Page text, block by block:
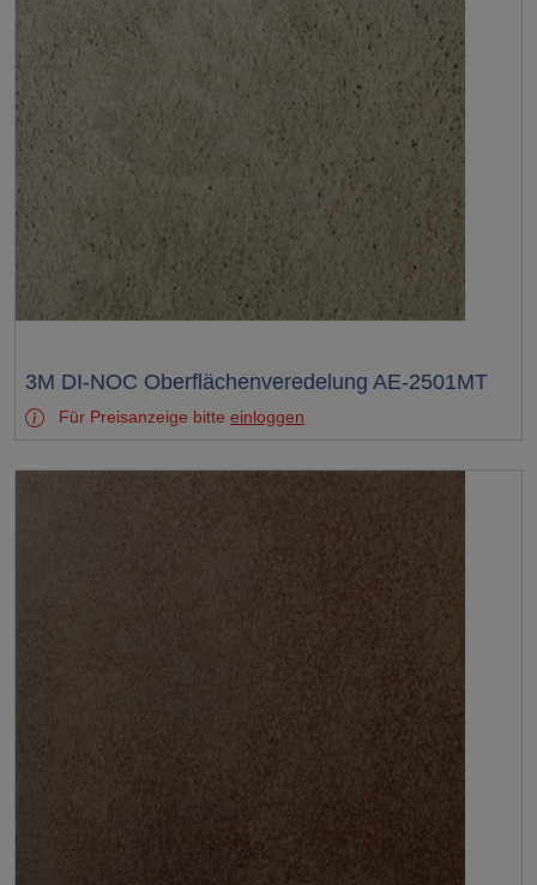
Test
3M DI-NOC Oberflächenveredelung AE-2501MT
Für Preisanzeige bitte einloggen